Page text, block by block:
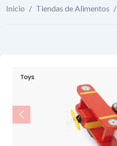
Inicio / Tiendas de Alimentos /